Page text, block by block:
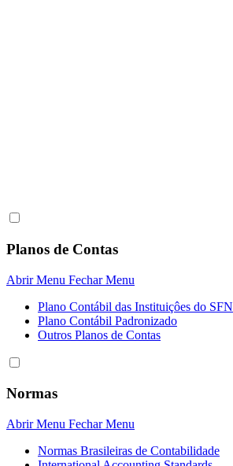
Planos de Contas
Abrir Menu Fechar Menu
Plano Contábil das Instituiçôes do SFN
Plano Contábil Padronizado
Outros Planos de Contas
Normas
Abrir Menu Fechar Menu
Normas Brasileiras de Contabilidade